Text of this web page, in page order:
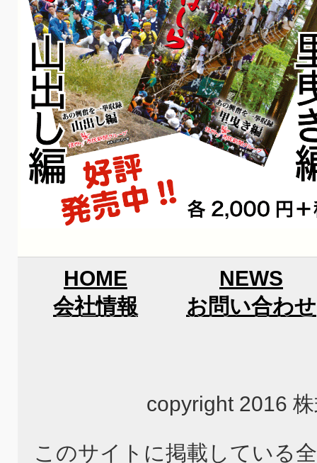
HOME
NEWS
会社情報
お問い合わせ
copyright 2016
このサイトに掲載している